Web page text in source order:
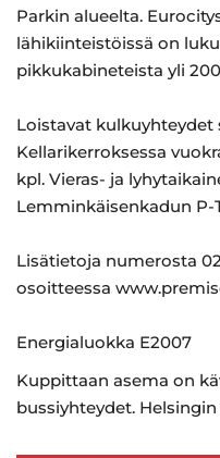
Parkin alueelta.
lähikiinteistöissä on
pikkukabineteista yli
Loistavat kulkuyhteydet
Kellarikerroksessa
kpl. Vieras- ja
Lemminkäisenkadun P-
Lisätietoja numerosta
osoitteessa
Energialuokka E2007
Kuppittaan asema on
bussiyhteydet.